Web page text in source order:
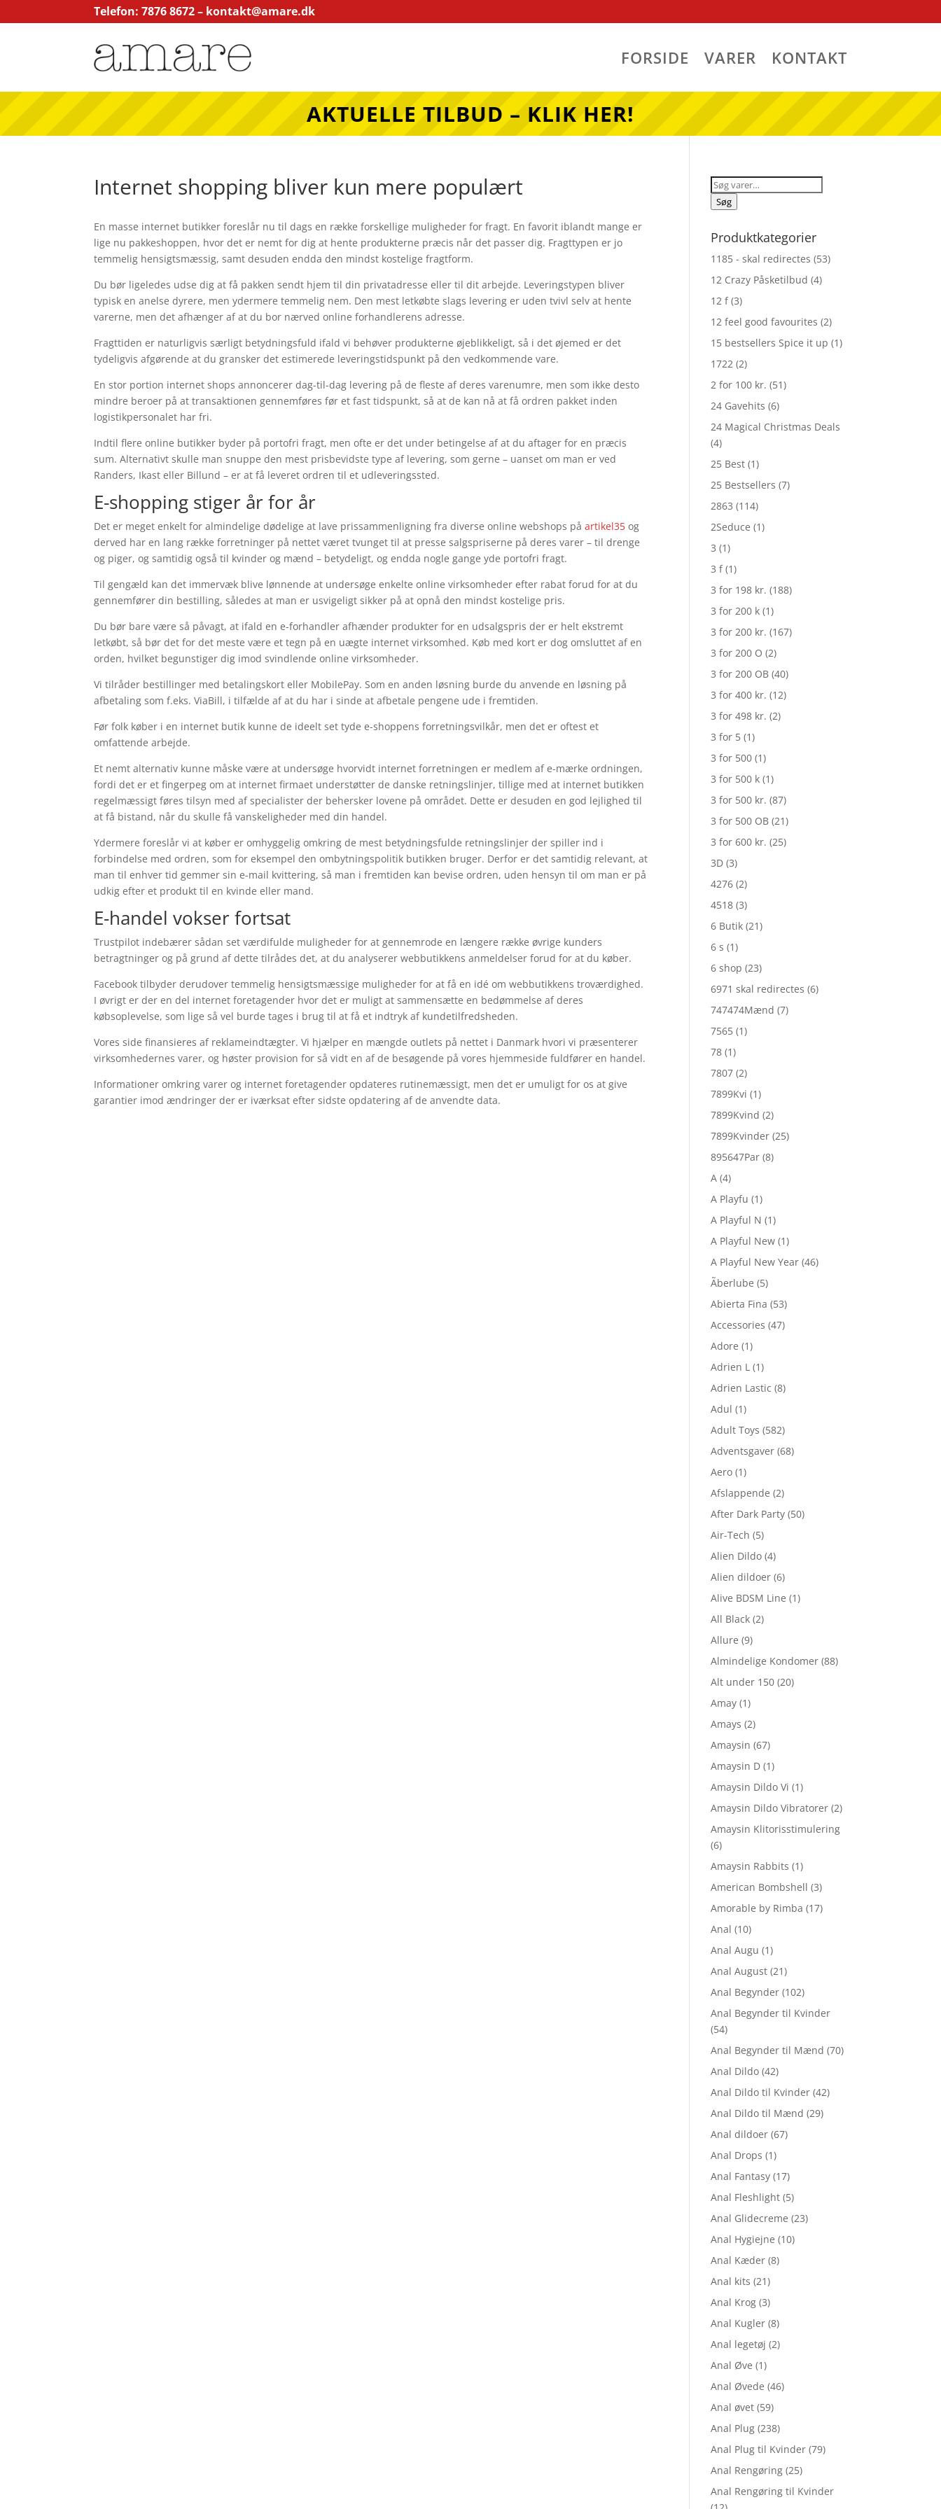
Telefon: 7876 8672 – kontakt@amare.dk
FORSIDE VARER KONTAKT
AKTUELLE TILBUD – KLIK HER!
Internet shopping bliver kun mere populært
En masse internet butikker foreslår nu til dags en række forskellige muligheder for fragt. En favorit iblandt mange er
lige nu pakkeshoppen, hvor det er nemt for dig at hente produkterne præcis når det passer dig. Fragttypen er jo
temmelig hensigtsmæssig, samt desuden endda den mindst kostelige fragtform.
Du bør ligeledes udse dig at få pakken sendt hjem til din privatadresse eller til dit arbejde. Leveringstypen bliver
typisk en anelse dyrere, men ydermere temmelig nem. Den mest letkøbte slags levering er uden tvivl selv at hente
varerne, men det afhænger af at du bor nærved online forhandlerens adresse.
Fragttiden er naturligvis særligt betydningsfuld ifald vi behøver produkterne øjeblikkeligt, så i det øjemed er det
tydeligvis afgørende at du gransker det estimerede leveringstidspunkt på den vedkommende vare.
En stor portion internet shops annoncerer dag-til-dag levering på de fleste af deres varenumre, men som ikke desto
mindre beroer på at transaktionen gennemføres før et fast tidspunkt, så at de kan nå at få ordren pakket inden
logistikpersonalet har fri.
Indtil flere online butikker byder på portofri fragt, men ofte er det under betingelse af at du aftager for en præcis
sum. Alternativt skulle man snuppe den mest prisbevidste type af levering, som gerne – uanset om man er ved
Randers, Ikast eller Billund – er at få leveret ordren til et udleveringssted.
E-shopping stiger år for år
Det er meget enkelt for almindelige dødelige at lave prissammenligning fra diverse online webshops påartikel35 og
derved har en lang række forretninger på nettet været tvunget til at presse salgspriserne på deres varer – til drenge
og piger, og samtidig også til kvinder og mænd – betydeligt, og endda nogle gange yde portofri fragt.
Til gengæld kan det immervæk blive lønnende at undersøge enkelte online virksomheder efter rabat forud for at du
gennemfører din bestilling, således at man er usvigeligt sikker på at opnå den mindst kostelige pris.
Du bør bare være så påvagt, at ifald en e-forhandler afhænder produkter for en udsalgspris der er helt ekstremt
letkøbt, så bør det for det meste være et tegn på en uægte internet virksomhed. Køb med kort er dog omsluttet af en
orden, hvilket begunstiger dig imod svindlende online virksomheder.
Vi tilråder bestillinger med betalingskort eller MobilePay. Som en anden løsning burde du anvende en løsning på
afbetaling som f.eks. ViaBill, i tilfælde af at du har i sinde at afbetale pengene ude i fremtiden.
Før folk køber i en internet butik kunne de ideelt set tyde e-shoppens forretningsvilkår, men det er oftest et
omfattende arbejde.
Et nemt alternativ kunne måske være at undersøge hvorvidt internet forretningen er medlem af e-mærke ordningen,
fordi det er et fingerpeg om at internet firmaet understøtter de danske retningslinjer, tillige med at internet butikken
regelmæssigt føres tilsyn med af specialister der behersker lovene på området. Dette er desuden en god lejlighed til
at få bistand, når du skulle få vanskeligheder med din handel.
Ydermere foreslår vi at køber er omhyggelig omkring de mest betydningsfulde retningslinjer der spiller ind i
forbindelse med ordren, som for eksempel den ombytningspolitik butikken bruger. Derfor er det samtidig relevant, at
man til enhver tid gemmer sin e-mail kvittering, så man i fremtiden kan bevise ordren, uden hensyn til om man er på
udkig efter et produkt til en kvinde eller mand.
E-handel vokser fortsat
Trustpilot indebærer sådan set værdifulde muligheder for at gennemrode en længere række øvrige kunders
betragtninger og på grund af dette tilrådes det, at du analyserer webbutikkens anmeldelser forud for at du køber.
Facebook tilbyder derudover temmelig hensigtsmæssige muligheder for at få en idé om webbutikkens troværdighed.
I øvrigt er der en del internet foretagender hvor det er muligt at sammensætte en bedømmelse af deres
købsoplevelse, som lige så vel burde tages i brug til at få et indtryk af kundetilfredsheden.
Vores side finansieres af reklameindtægter. Vi hjælper en mængde outlets på nettet i Danmark hvori vi præsenterer
virksomhedernes varer, og høster provision for så vidt en af de besøgende på vores hjemmeside fuldfører en handel.
Informationer omkring varer og internet foretagender opdateres rutinemæssigt, men det er umuligt for os at give
garantier imod ændringer der er iværksat efter sidste opdatering af de anvendte data.
Søg
efter:
Søg
Produktkategorier
1185 - skal redirectes (53)
12 Crazy Påsketilbud (4)
12 f (3)
12 feel good favourites (2)
15 bestsellers Spice it up (1)
1722 (2)
2 for 100 kr. (51)
24 Gavehits (6)
24 Magical Christmas Deals
(4)
25 Best (1)
25 Bestsellers (7)
2863 (114)
2Seduce (1)
3 (1)
3 f (1)
3 for 198 kr. (188)
3 for 200 k (1)
3 for 200 kr. (167)
3 for 200 O (2)
3 for 200 OB (40)
3 for 400 kr. (12)
3 for 498 kr. (2)
3 for 5 (1)
3 for 500 (1)
3 for 500 k (1)
3 for 500 kr. (87)
3 for 500 OB (21)
3 for 600 kr. (25)
3D (3)
4276 (2)
4518 (3)
6 Butik (21)
6 s (1)
6 shop (23)
6971 skal redirectes (6)
747474Mænd (7)
7565 (1)
78 (1)
7807 (2)
7899Kvi (1)
7899Kvind (2)
7899Kvinder (25)
895647Par (8)
A (4)
A Playfu (1)
A Playful N (1)
A Playful New (1)
A Playful New Year (46)
Ãberlube (5)
Abierta Fina (53)
Accessories (47)
Adore (1)
Adrien L (1)
Adrien Lastic (8)
Adul (1)
Adult Toys (582)
Adventsgaver (68)
Aero (1)
Afslappende (2)
After Dark Party (50)
Air-Tech (5)
Alien Dildo (4)
Alien dildoer (6)
Alive BDSM Line (1)
All Black (2)
Allure (9)
Almindelige Kondomer (88)
Alt under 150 (20)
Amay (1)
Amays (2)
Amaysin (67)
Amaysin D (1)
Amaysin Dildo Vi (1)
Amaysin Dildo Vibratorer (2)
Amaysin Klitorisstimulering
(6)
Amaysin Rabbits (1)
American Bombshell (3)
Amorable by Rimba (17)
Anal (10)
Anal Augu (1)
Anal August (21)
Anal Begynder (102)
Anal Begynder til Kvinder
(54)
Anal Begynder til Mænd (70)
Anal Dildo (42)
Anal Dildo til Kvinder (42)
Anal Dildo til Mænd (29)
Anal dildoer (67)
Anal Drops (1)
Anal Fantasy (17)
Anal Fleshlight (5)
Anal Glidecreme (23)
Anal Hygiejne (10)
Anal Kæder (8)
Anal kits (21)
Anal Krog (3)
Anal Kugler (8)
Anal legetøj (2)
Anal Øve (1)
Anal Øvede (46)
Anal øvet (59)
Anal Plug (238)
Anal Plug til Kvinder (79)
Anal Rengøring (25)
Anal Rengøring til Kvinder